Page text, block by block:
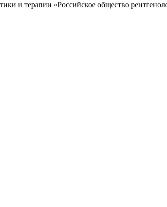
и терапии «Российское общество